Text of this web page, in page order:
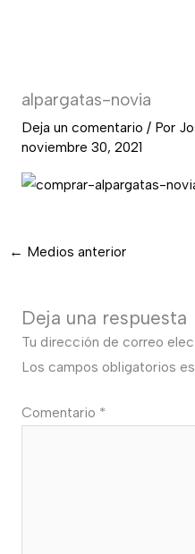
alpargatas-novia
Deja un comentario / Por
noviembre 30, 2021
← Medios anterior
Deja una respuesta
Tu dirección de correo
Los campos obligatorios
Comentario *